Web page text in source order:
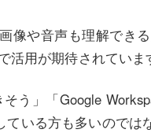
像や音声も理解でき
活用が期待されていま
そう」「Google
いる方も多いのでは